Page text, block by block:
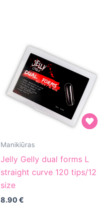
Jelly
dual
forms
straight
Manikiūras
Jelly Gelly dual forms L
straight curve 120 tips/12
size
8.90€